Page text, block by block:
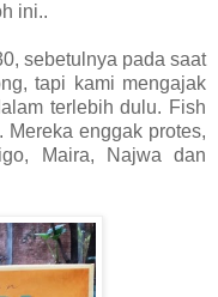
ini..
sebetulnya pada saat
tapi kami mengajak
terlebih dulu. Fish
enggak protes,
Maira, Najwa dan